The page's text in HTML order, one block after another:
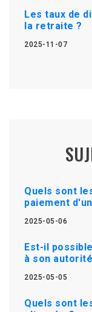
Les taux de
la retraite ?
2025-11-07
Quels sont
paiement
2025-05-06
Est-il
à son
2025-05-05
Quels sont